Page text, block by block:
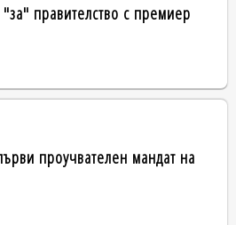
"за" правителство с премиер
проучвателен мандат на